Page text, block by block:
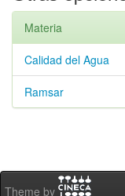
Materia
Calidad del Agua
Ramsar
Theme by